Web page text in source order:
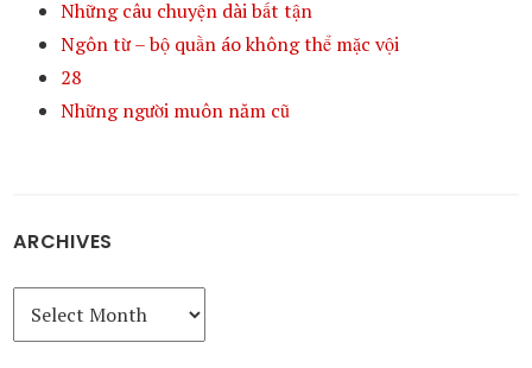
Những câu chuyện dài bất tận
Ngôn từ – bộ quần áo không thể mặc vội
28
Những người muôn năm cũ
ARCHIVES
Archives